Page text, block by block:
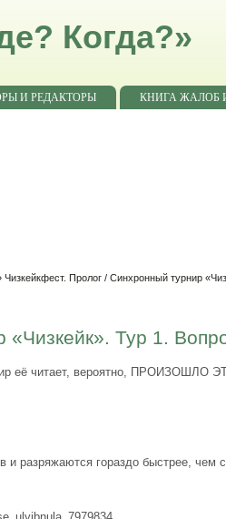
Когда?»
И РЕДАКТОРЫ
КНИГА ЖАЛОБ
Чизкейкфест. Пролог / Синхронный турнир
Тур 1.
её читает, вероятно,
разряжаются гораздо быстрее,